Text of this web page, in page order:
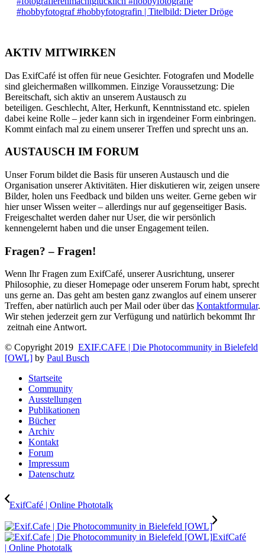
AKTIV MITWIRKEN
Das ExifCafé ist offen für neue Gesichter. Fotografen und Modelle
sind gleichermaßen willkommen. Einzige Voraussetzung: Die
Bereitschaft, sich aktiv an unserem Austausch zu
beteiligen. Geschlecht, Alter, Herkunft, Kenntnisstand etc. spielen
dabei keine Rolle – jeder kann sich in irgendeiner Form einbringen.
Kommt einfach mal zu einem unserer Treffen und sprecht uns an.
AUSTAUSCH IM FORUM
Unser Forum bildet die Basis für unseren Austausch und die
Organisation unserer Aktivitäten. Hier diskutieren wir, zeigen unsere
Bilder, holen uns Feedback und bilden uns weiter. Gerne geben wir
hier unser Wissen weiter – allerdings nur auf gegenseitiger Basis.
Freigeschaltet werden daher nur User, die wir persönlich
kennengelernt haben und die unser Engagement teilen.
Fragen? – Fragen!
Wenn Ihr Fragen zum ExifCafé, unserer Ausrichtung, unserer
Philosophie, zu dieser Homepage oder unserem Forum habt, sprecht
uns gerne an. Das geht am besten ganz zwanglos auf einem unserer
Treffen, aber natürlich auch per Mail oder über das Kontaktformular.
Wir stehen jederzeit gern zur Verfügung und natürlich bekommt Ihr
zeitnah eine Antwort.
© Copyright 2019 EXIF.CAFE | Die Photocommunity in Bielefeld
[OWL] by Paul Busch
Startseite
Community
Ausstellungen
Publikationen
Bücher
Archiv
Kontakt
Forum
Impressum
Datenschutz
ExifCafé | Online Phototalk
ExifCafé
| Online Phototalk